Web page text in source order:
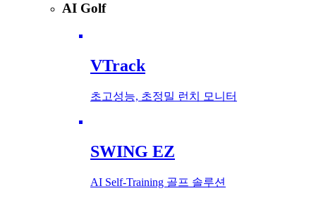
AI Golf
VTrack
초고성능, 초정밀 런치 모니터
SWING EZ
AI Self-Training 골프 솔루션